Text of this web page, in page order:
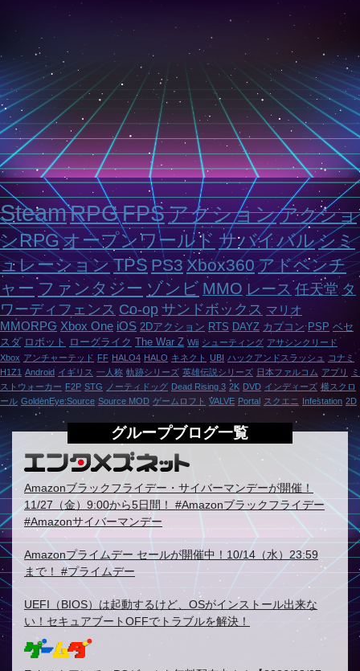
SteamRPGFPSアクションアクショ
ンRPGオープンワールド サバイバルシミ
ュレーション TPS PS3 Xbox360 アドベンチ
ャー ファンタジー ゾンビ MMO レース 任天堂 タ
ワーディフェンス Co-op サンドボックス マリオ
MMORPG Xbox One iOS 2Dアクション RTS DAYZ カプコン PSP ベセ
スダ ロボット ローグライク The War Z Wii シューティング アサシンクリード
Xbox アンチャーテッド FF HALO4 HALO キネクト UBI ハックアンドスラッシュ
コナミ
H1Z1 Android イギリス 一人称 軌跡シリーズ 英雄伝説シリーズ 日本ファルコム アプリ
ミ
ストウォーカー F2P STG ノーティドッグ Dead Rising 3 2K DVD インディーズ 横スクロ
ール GoldenEye:Source Source MOD ゲームロフト VALVE Portal スクエニ Infestation 2D
グループブログ一覧
Amazonブラックフライデー・サイバーマンデーが開催！
11/27（金）9:00から5日間！ #Amazonブラックフライデー
#Amazonサイバーマンデー
Amazonプライムデー セールが開催中！10/14（水）23:59
まで！ #プライムデー
UEFI（BIOS）は起動するけど、OSがインストール出来な
い！セキュアブートOFFでトラブルを解決！